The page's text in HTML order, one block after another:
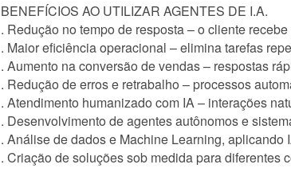
BENEFÍCIOS AO UTILIZAR AGENTES DE I.A.
. Redução no tempo de resposta – o cliente
. Maior eficiência operacional – elimina tarefas
. Aumento na conversão de vendas – respostas
. Redução de erros e retrabalho – processos
. Atendimento humanizado com IA – interações
. Desenvolvimento de agentes autônomos e
. Análise de dados e Machine Learning, aplicando
. Criação de soluções sob medida para diferentes